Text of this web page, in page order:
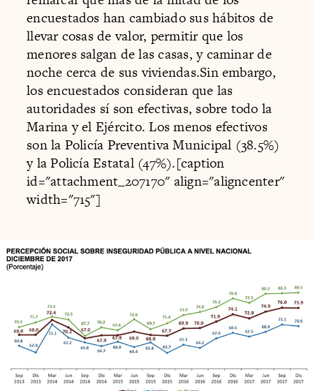
encuestados han cambiado sus hábitos de
llevar cosas de valor, permitir que los
menores salgan de las casas, y caminar de
noche cerca de sus viviendas.Sin embargo,
los encuestados consideran que las
autoridades sí son efectivas, sobre todo la
Marina y el Ejército. Los menos efectivos
son la Policía Preventiva Municipal (38.5%)
y la Policía Estatal (47%).[caption
id="attachment_207170" align="aligncenter"
width="715"]